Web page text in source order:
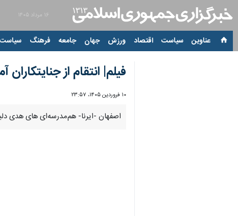
۱۶ مرداد ۱۴۰۵
عناوین‌ سیاست اقتصاد ورزش جهان جامعه فرهنگ
فیلم| انتقام از
۱۰ فروردین ۱۴۰۵، ۲۳:۵۷
اصفهان -ایرنا- هم‌مدرسه‌ای های هدی